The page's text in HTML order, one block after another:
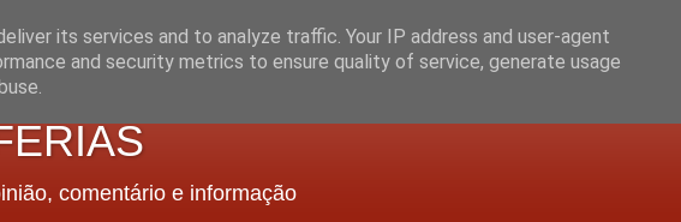
comentário e informação
its services and to analyze traffic. Your IP address and user-agent
and security metrics to ensure quality of service, generate usage